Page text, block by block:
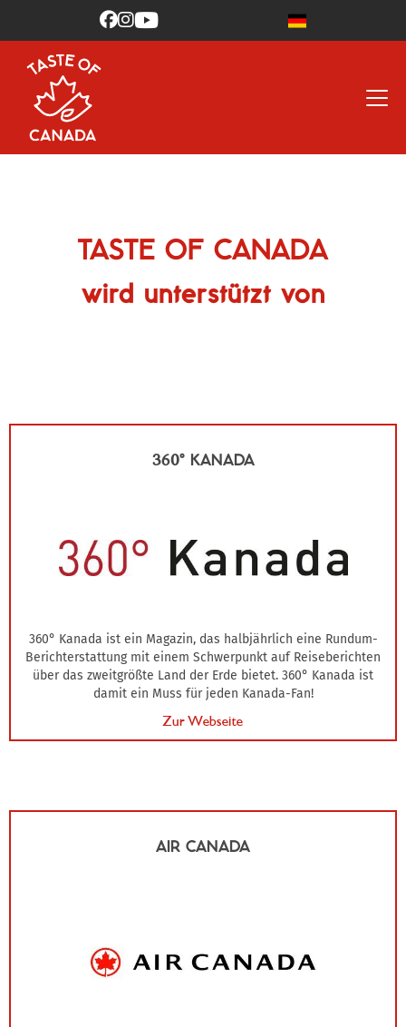

TASTE OF CANADA
wird unterstützt von
360° KANADA
360° Kanada ist ein Magazin, das halbjährlich eine Rundum-
Berichterstattung mit einem Schwerpunkt auf Reiseberichten
über das zweitgrößte Land der Erde bietet. 360° Kanada ist
damit ein Muss für jeden Kanada-Fan!
Zur Webseite
AIR CANADA